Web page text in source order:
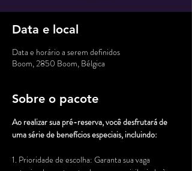
Data e local
Data e horário a serem definidos
Boom, 2850 Boom, Bélgica
Sobre o pacote
Ao realizar sua pré-reserva, você desfrutará de
uma série de benefícios especiais, incluindo:
1. Prioridade de escolha: Garanta sua vaga